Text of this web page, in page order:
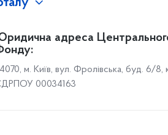
відділення
адреса
м. Київ, вул. Фролівська, буд. 6/8,
00034163